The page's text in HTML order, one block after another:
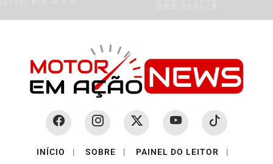
INÍCIO | SOBRE | PAINEL DO LEITOR |